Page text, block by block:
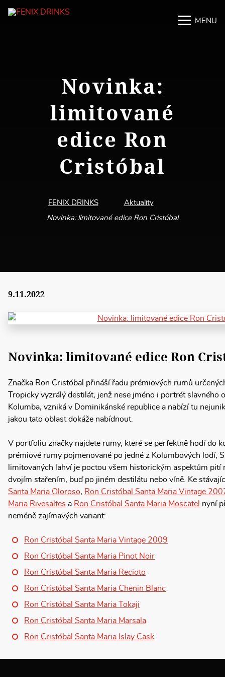
MENU
Novinka:
limitované
edice Ron
Cristóbal
FENIX DRINKS
Aktuality
Novinka: limitované edice Ron Cristóbal
9.11.2022
Novinka: limitované edice Ron
Značka Ron Cristóbal přináší řadu prémiových rumů
Tropicky vyzrálý destilát, jenž nese jméno i portrét slavného
Kolumba, vzniká v Dominikánské republice a nabízí tu
jakou tato oblast dokáže nabídnout.
V portfoliu značky najdete rumy, které se perfektně hodí do
prémiové rumy pojmenované po jedné z Kolumbových lodí,
limitovaných lahví je poctou všem historickým aspektům pití
dvojím stařením, buď po jiném destilátu nebo víně. Ke
Santa Maria Oloroso, Ron Cristóbal Santa Maria Vintage
Maria Rivesaltes a Ron Cristóbal Santa Maria Moscatel nyní
neméně zajímavých variant:
Ron Cristóbal Santa Maria Vintage 2009
Ron Cristóbal Santa Maria Pinot Noir
Ron Cristóbal Santa Maria Recioto
Ron Cristóbal Santa Maria Chenin Blanc
Ron Cristóbal Santa Maria Tokaji
Ron Cristóbal Santa Maria Marsala
Ron Cristóbal Santa Maria Islay Cask